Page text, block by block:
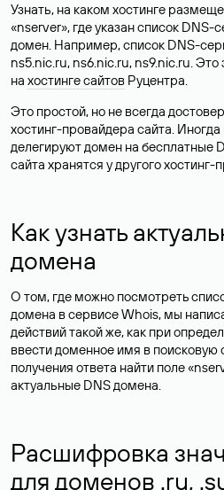
Узнать, на каком хостинге
«nserver», где указан список
домен. Например, список DNS-
ns5.nic.ru, ns6.nic.ru, ns9.nic.ru.
на хостинге сайтов Руцентра.
Это простой, но не всегда
хостинг-провайдера сайта.
делегируют домен на бесплатные
сайта хранятся у другого хостинг-
Как узнать
домена
О том, где можно посмотреть
домена в сервисе Whois, мы
действий такой же, как при
ввести доменное имя в поисковую
получения ответа найти поле
актуальные DNS домена.
Расшифровка
для доменов .ru,